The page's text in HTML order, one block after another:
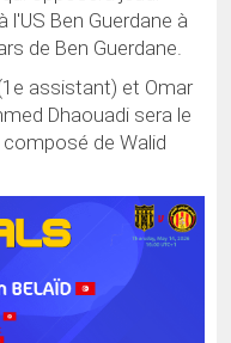
l'US Ben Guerdane à
de Ben Guerdane.
assistant) et Omar
Dhaouadi sera le
composé de Walid